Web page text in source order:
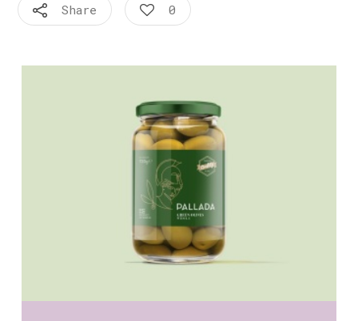
Share 0